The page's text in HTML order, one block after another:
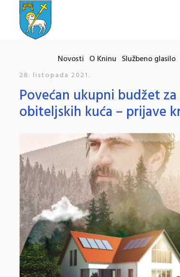
Novosti O Kninu Službeno glasilo
28. listopada 2021.
Povećan ukupni budžet
obiteljskih kuća – prijave